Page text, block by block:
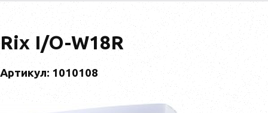
Rix I/O-W18R
Артикул: 1010108